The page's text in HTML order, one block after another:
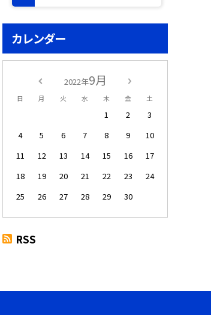
カレンダー
2022年9月
日 月 火 水 木 金 土
1 2
3
4
5 6 7 8 9
10
11
12 13 14 15 16
17
18
19 20 21 22 23
24
25
26 27 28 29 30
RSS